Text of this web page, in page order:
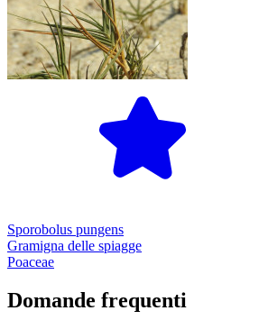
Sporobolus pungens
Gramigna delle spiagge
Poaceae
Domande frequenti